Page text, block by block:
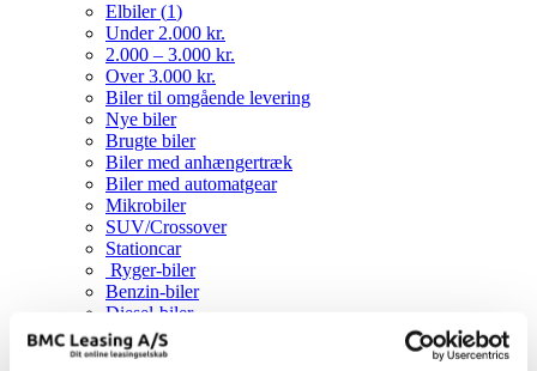
Elbiler (1)
Under 2.000 kr.
2.000 – 3.000 kr.
Over 3.000 kr.
Biler til omgående levering
Nye biler
Brugte biler
Biler med anhængertræk
Biler med automatgear
Mikrobiler
SUV/Crossover
Stationcar
Ryger-biler
Benzin-biler
Diesel-biler
Elbil
Mærker